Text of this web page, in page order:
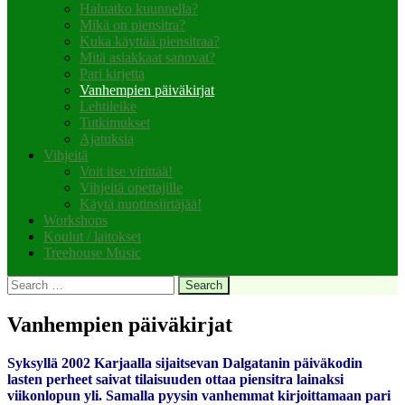
Haluatko kuunnella?
Mikä on piensitra?
Kuka käyttää piensitraa?
Mitä asiakkaat sanovat?
Pari kirjetta
Vanhempien päiväkirjat
Lehtileike
Tutkimukset
Ajatuksia
Vihjeitä
Voit itse virittää!
Vihjeitä opettajille
Käytä nuotinsiirtäjää!
Workshops
Koulut / laitokset
Treehouse Music
Search
for:
Vanhempien päiväkirjat
Syksyllä 2002 Karjaalla sijaitsevan Dalgatanin päiväkodin
lasten perheet saivat tilaisuuden ottaa piensitra lainaksi
viikonlopun yli. Samalla pyysin vanhemmat kirjoittamaan pari